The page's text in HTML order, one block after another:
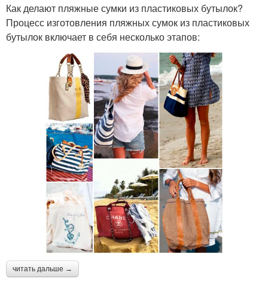
Как делают пляжные сумки из пластиковых бутылок?
Процесс изготовления пляжных сумок из пластиковых
бутылок включает в себя несколько этапов:
читать дальше →